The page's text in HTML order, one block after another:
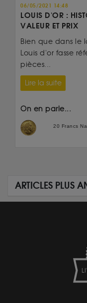
06/05/2021 14:48
LOUIS D'OR :
VALEUR ET PRIX
Bien que dans le
Louis d'or fasse
pièces...
Lire la suite
On en parle...
20 Francs
ARTICLES PLUS